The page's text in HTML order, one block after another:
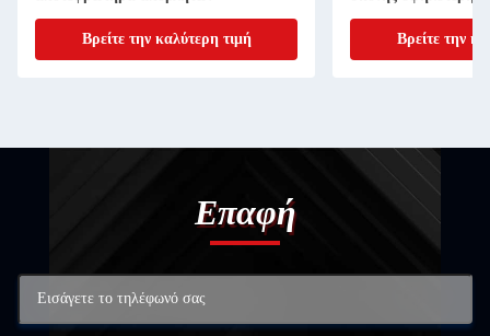
Βρείτε την καλύτερη τιμή Βρείτε την
Επαφή